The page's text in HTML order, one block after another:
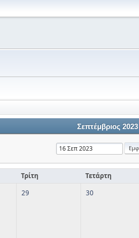
Σεπτέμβριος 2023
Τρίτη Τετάρτη
29 30